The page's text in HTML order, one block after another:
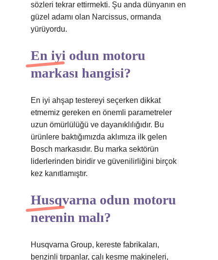
sözleri tekrar ettirmekti. Şu anda dünyanın en
güzel adamı olan Narcissus, ormanda
yürüyordu.
En iyi odun motoru
markası hangisi?
En iyi ahşap testereyi seçerken dikkat
etmemiz gereken en önemli parametreler
uzun ömürlülüğü ve dayanıklılığıdır. Bu
ürünlere baktığımızda aklımıza ilk gelen
Bosch markasıdır. Bu marka sektörün
liderlerinden biridir ve güvenilirliğini birçok
kez kanıtlamıştır.
Husqvarna odun motoru
nerenin malı?
Husqvarna Group, kereste fabrikaları,
benzinli tırpanlar, çalı kesme makineleri,